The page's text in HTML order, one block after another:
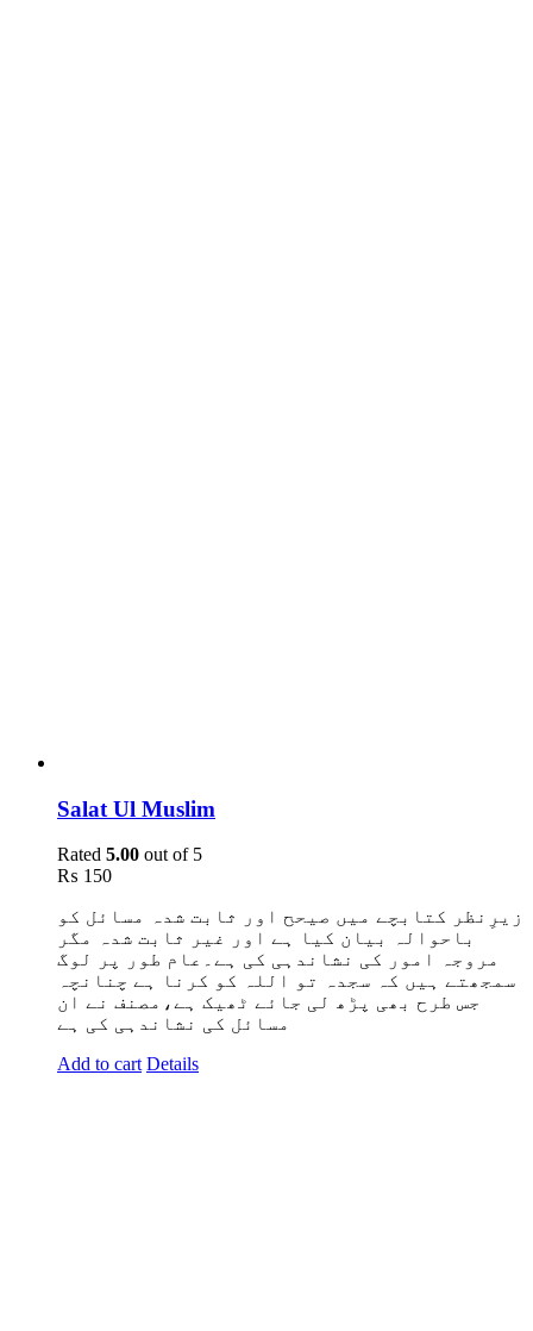
Salat Ul Muslim
Rated 5.00 out of 5
₨ 150
زیرِنظر کتابچے میں صیحح اور ثابت شدہ مسائل کو
باحوالہ بیان کیا ہے اور غیر ثابت شدہ مگر
مروجہ امور کی نشاندہی کی ہے۔عام طور پر لوگ
سمجھتے ہیں کہ سجدہ تو اللہ کو کرنا ہے چنانچہ
جس طرح بھی پڑھ لی جائے ٹھیک ہے،مصنف نے ان
مسائل کی نشاندہی کی ہے
Add to cart Details